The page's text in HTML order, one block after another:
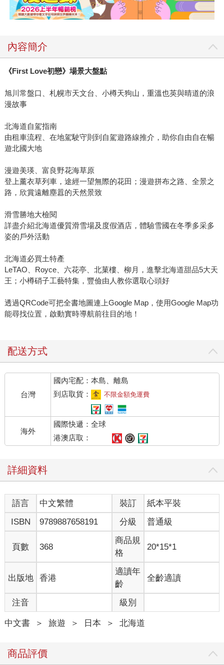
內容簡介
《First Love初戀》場景大盤點
旭川常盤口、札幌市天文台、小樽天狗山，重溫也英與晴道的浪
漫故事
北海道自駕指南
由租車流程、在地駕駛守則到自駕遊路線推介，助你自由自在暢
遊北國大地
漫遊美瑛、富良野花海草原
登上薰衣草列車，途經一望無際的花田；漫遊拼布之路、全景之
路，欣賞遠離塵囂的天然景致
滑雪勝地大檢閱
詳盡介紹北海道優質滑雪場及度假酒店，體驗雪國在冬季多采多
姿的戶外活動
北海道必買土特產
LeTAO、Royce、六花亭、北菓樓、柳月，進擊北海道甜品5大天
王；小樽硝子工藝特集，豐儉由人教你選取心頭好
透過QRCode可把全書地圖連上Google Map，使用Google Map功
能尋找位置，啟動實時導航前往目的地！
配送方式
台灣
國內宅配：本島、離島
到店取貨：
不限金額免運費
海外
國際快遞：全球
港澳店取：
詳細資料
語言 中文繁體 裝訂
紙本平裝
ISBN
9789887658191 分級 普通級
頁數 368
商品規
格
20*15*1
出版地 香港
適讀年
齡
全齡適讀
注音 級別
中文書 ＞ 旅遊 ＞ 日本 ＞ 北海道
商品評價